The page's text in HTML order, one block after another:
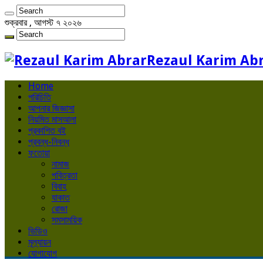
শুক্রবার , আগস্ট ৭ ২০২৬
Rezaul Karim
Home
পরিচিতি
আপনার জিজ্ঞাসা
নিয়মিত মাসআলা
প্রকাশিত বই
প্রবন্ধ-নিবন্ধ
ফতোয়া
নামাজ
পবিত্রতা
বিবাহ
যাকাত
রোজা
সমসাময়িক
ভিডিও
মূল্যায়ন
যোগাযোগ